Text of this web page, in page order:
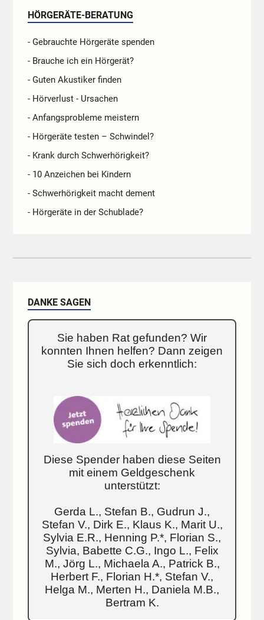
HÖRGERÄTE-BERATUNG
- Gebrauchte Hörgeräte spenden
- Brauche ich ein Hörgerät?
- Guten Akustiker finden
- Hörverlust - Ursachen
- Anfangsprobleme meistern
- Hörgeräte testen – Schwindel?
- Krank durch Schwerhörigkeit?
- 10 Anzeichen bei Kindern
- Schwerhörigkeit macht dement
- Hörgeräte in der Schublade?
DANKE SAGEN
Sie haben Rat gefunden? Wir
konnten Ihnen helfen? Dann zeigen
Sie sich doch erkenntlich:
Diese Spender haben diese Seiten
mit einem Geldgeschenk
unterstützt:
Gerda L., Stefan B., Gudrun J.,
Stefan V., Dirk E., Klaus K., Marit U.,
Sylvia E.R., Henning P.*, Florian S.,
Sylvia, Babette C.G., Ingo L., Felix
M., Jörg L., Michaela A., Patrick B.,
Herbert F., Florian H.*, Stefan V.,
Helga M., Merten H., Daniela M.B.,
Bertram K.